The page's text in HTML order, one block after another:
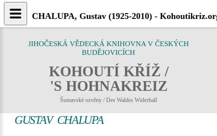
JIHOČESKÁ VĚDECKÁ KNIHOVNA V ČESKÝCH
BUDĚJOVICÍCH
KOHOUTÍ KŘÍŽ /
'S HOHNAKREIZ
Šumavské ozvěny / Des Waldes Widerhall
GUSTAV CHALUPA
CHALUPA, Gustav (1925-2010) -